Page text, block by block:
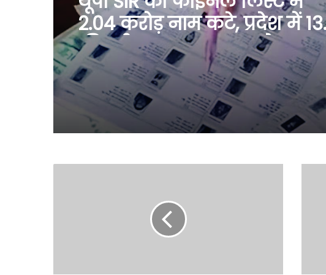
2.04 करोड़ नाम कटे, प्रदेश में 13
फीसदी घटकर 13.39 करोड़ रह
गए मतदाता